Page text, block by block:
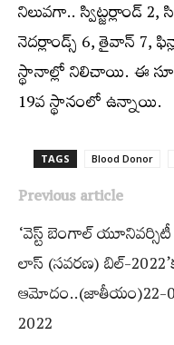
నిలువగా.. స్విట్జర్లాండ్‌
నెదర్లాండ్స్​‍ 6, తైవాన్‌ 7,
స్థానాల్లో నిలిచాయి. ఈ
19వ స్థానంలో ఉన్నాయి.
TAGS Blood Donor
Previous article
‘వెస్ట్ బెంగాల్‌ యూనివర్సిటీ
లాస్ (సవరణ) బిల్‌-
ఆమోదం..(జాతీయం)22-
2022